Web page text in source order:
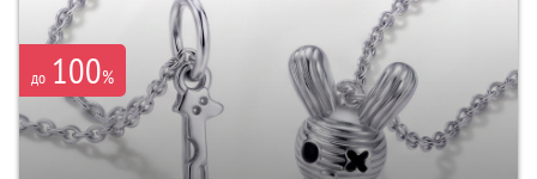
до 100%